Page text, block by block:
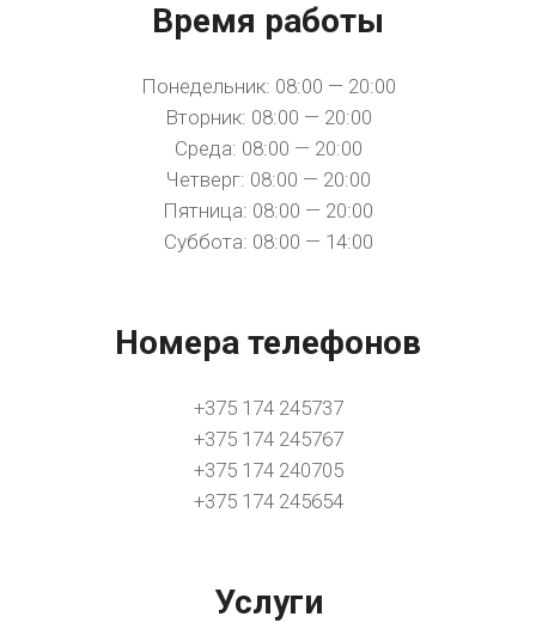
Время работы
Понедельник: 08:00 — 20:00
Вторник: 08:00 — 20:00
Среда: 08:00 — 20:00
Четверг: 08:00 — 20:00
Пятница: 08:00 — 20:00
Суббота: 08:00 — 14:00
Номера телефонов
+375 174 245737
+375 174 245767
+375 174 240705
+375 174 245654
Услуги